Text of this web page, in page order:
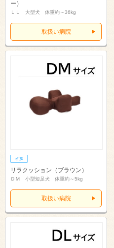
ー）
ＬＬ 大型犬 体重約～36kg
取扱い病院
リラクッション（ブラウン）
ＤＭ 小型短足犬 体重約～5kg
取扱い病院